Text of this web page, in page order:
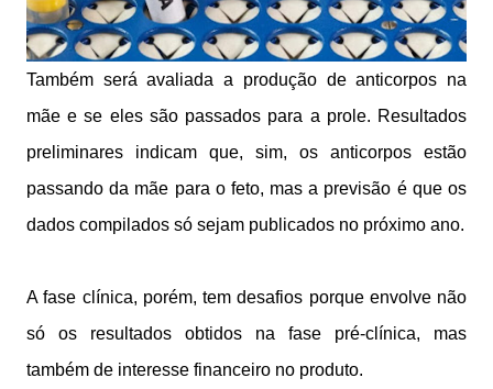
Também será avaliada a produção de anticorpos na
mãe e se eles são passados para a prole. Resultados
preliminares indicam que, sim, os anticorpos estão
passando da mãe para o feto, mas a previsão é que os
dados compilados só sejam publicados no próximo ano.
A fase clínica, porém, tem desafios porque envolve não
só os resultados obtidos na fase pré-clínica, mas
também de interesse financeiro no produto.